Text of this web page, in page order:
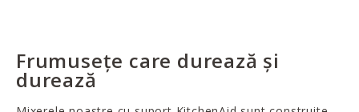
Frumusețe care durează și
durează